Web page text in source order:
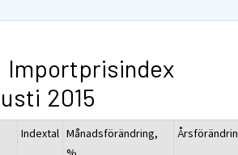
Importprisindex
2015
Indextal Månadsförändring,